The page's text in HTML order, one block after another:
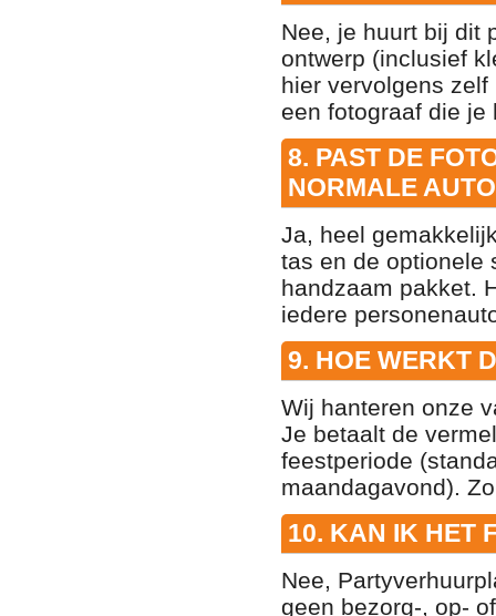
Nee, je huurt bij dit
ontwerp (inclusief
hier vervolgens
een fotograaf die je
8. PAST DE
NORMALE
Ja, heel
tas en de optionele
handzaam pakket.
iedere
9. HOE WERKT
Wij hanteren onze
Je betaalt de
feestperiode
maandagavond).
10. KAN IK HET
Nee,
geen bezorg-, op-